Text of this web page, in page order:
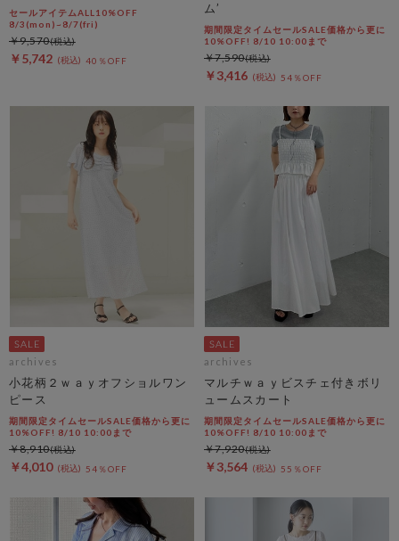
セールアイテムALL10%OFF
8/3(mon)~8/7(fri)
￥5,742 40％OFF
￥9,570
ム’
期間限定タイムセールSALE価格から更に
10%OFF! 8/10 10:00まで
￥3,416 54％OFF
￥7,590
archives
小花柄２ｗａｙオフショルワン
ピース
期間限定タイムセールSALE価格から更に
10%OFF! 8/10 10:00まで
￥4,010 54％OFF
￥8,910
archives
マルチｗａｙビスチェ付きボリ
ュームスカート
期間限定タイムセールSALE価格から更に
10%OFF! 8/10 10:00まで
￥3,564 55％OFF
￥7,920